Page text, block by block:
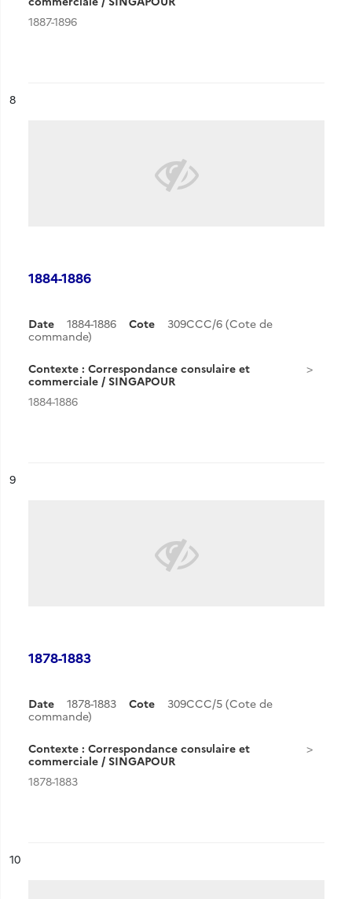
1887-1896
n°
8
1884-1886
Date 1884-1886 Cote
309CCC/6 (Cote de
commande)
Contexte : Correspondance consulaire et
commerciale / SINGAPOUR
1884-1886
n°
9
1878-1883
Date 1878-1883 Cote
309CCC/5 (Cote de
commande)
Contexte : Correspondance consulaire et
commerciale / SINGAPOUR
1878-1883
n°
10